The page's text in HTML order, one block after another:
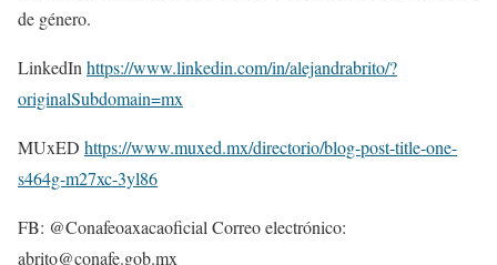
de género.
LinkedIn https://www.linkedin.com/in/alejandrabrito/?
originalSubdomain=mx
MUxED https://www.muxed.mx/directorio/blog-post-title-one-
s464g-m27xc-3yl86
FB: @Conafeoaxacaoficial Correo electrónico:
abrito@conafe.gob.mx